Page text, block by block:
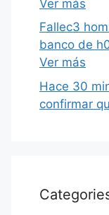
Ver más
Fallec3
banco de
Ver más
Hace 30
confirmar